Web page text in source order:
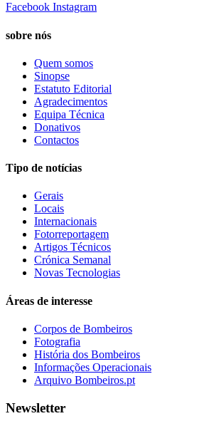
Facebook Instagram
sobre nós
Quem somos
Sinopse
Estatuto Editorial
Agradecimentos
Equipa Técnica
Donativos
Contactos
Tipo de notícias
Gerais
Locais
Internacionais
Fotorreportagem
Artigos Técnicos
Crónica Semanal
Novas Tecnologias
Áreas de interesse
Corpos de Bombeiros
Fotografia
História dos Bombeiros
Informações Operacionais
Arquivo Bombeiros.pt
Newsletter